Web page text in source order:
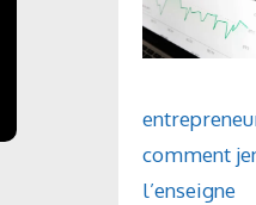
comment
l’enseigne